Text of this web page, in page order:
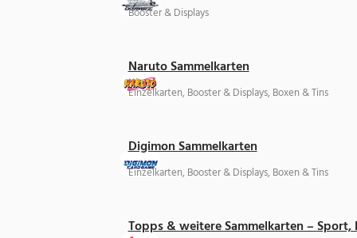
Booster & Displays
Naruto Sammelkarten
Einzelkarten, Booster & Displays, Boxen & Tins
Digimon Sammelkarten
Einzelkarten, Booster & Displays, Boxen & Tins
Topps & weitere Sammelkarten –